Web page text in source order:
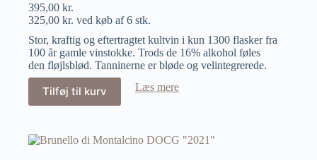
395,00 kr.
325,00 kr. ved køb af 6 stk.
Stor, kraftig og eftertragtet kultvin i kun 1300 flasker fra
100 år gamle vinstokke. Trods de 16% alkohol føles
den fløjlsblød. Tanninerne er bløde og velintegrerede.
Tilføj til kurv Læs mere